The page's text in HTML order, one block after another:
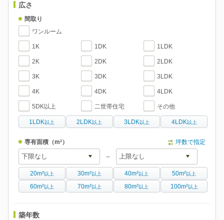
広さ
間取り
ワンルーム
1K 1DK 1LDK
2K 2DK 2LDK
3K 3DK 3LDK
4K 4DK 4LDK
5DK以上 二世帯住宅 その他
1LDK 以上 2LDK 以上 3LDK 以上 4LDK 以上
専有面積（m²） 坪数で指定
～
20m²以上 30m²以上 40m²以上 50m²以上
60m²以上 70m²以上 80m²以上 100m²以上
築年数